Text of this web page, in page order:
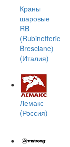
Краны
шаровые
RB
(Rubinetterie
Bresciane)
(Италия)
Лемакс
(Россия)